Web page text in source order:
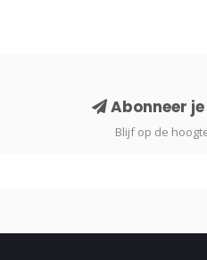
Abonneer
Blijf op de